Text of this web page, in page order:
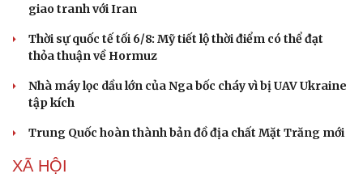
giao tranh với Iran
Thời sự quốc tế tối 6/8: Mỹ tiết lộ thời điểm có thể đạt
thỏa thuận về Hormuz
Nhà máy lọc dầu lớn của Nga bốc cháy vì bị UAV Ukraine
tập kích
Trung Quốc hoàn thành bản đồ địa chất Mặt Trăng mới
XÃ HỘI